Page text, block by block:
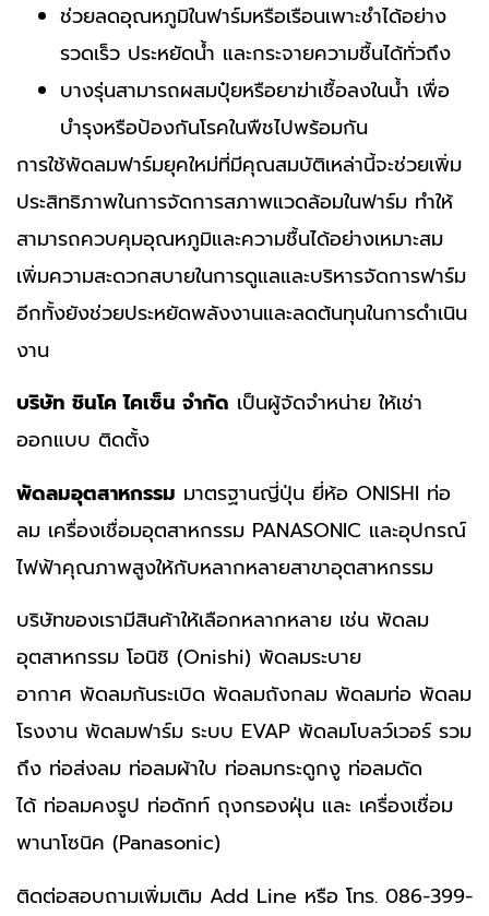
ช่วยลดอุณหภูมิในฟาร์มหรือเรือนเพาะชำได้อย่าง
รวดเร็ว ประหยัดน้ำ และกระจายความชื้นได้ทั่วถึง
บางรุ่นสามารถผสมปุ๋ยหรือยาฆ่าเชื้อลงในน้ำ เพื่อ
บำรุงหรือป้องกันโรคในพืชไปพร้อมกัน
การใช้พัดลมฟาร์มยุคใหม่ที่มีคุณสมบัติเหล่านี้จะช่วยเพิ่ม
ประสิทธิภาพในการจัดการสภาพแวดล้อมในฟาร์ม ทำให้
สามารถควบคุมอุณหภูมิและความชื้นได้อย่างเหมาะสม
เพิ่มความสะดวกสบายในการดูแลและบริหารจัดการฟาร์ม
อีกทั้งยังช่วยประหยัดพลังงานและลดต้นทุนในการดำเนิน
งาน
บริษัท ชินโค ไคเซ็น จํากัด เป็นผู้จัดจำหน่าย ให้เช่า
ออกแบบ ติดตั้ง
พัดลมอุตสาหกรรม มาตรฐานญี่ปุ่น ยี่ห้อ ONISHI ท่อ
ลม เครื่องเชื่อมอุตสาหกรรม PANASONIC และอุปกรณ์
ไฟฟ้าคุณภาพสูงให้กับหลากหลายสาขาอุตสาหกรรม
บริษัทของเรามีสินค้าให้เลือกหลากหลาย เช่น พัดลม
อุตสาหกรรม โอนิชิ (Onishi) พัดลมระบาย
อากาศ พัดลมกันระเบิด พัดลมถังกลม พัดลมท่อ พัดลม
โรงงาน พัดลมฟาร์ม ระบบ EVAP พัดลมโบลว์เวอร์ รวม
ถึง ท่อส่งลม ท่อลมผ้าใบ ท่อลมกระดูกงู ท่อลมดัด
ได้ ท่อลมคงรูป ท่อดักท์ ถุงกรองฝุ่น และ เครื่องเชื่อม
พานาโซนิค (Panasonic)
ติดต่อสอบถามเพิ่มเติม Add Line หรือ โทร. 086-399-